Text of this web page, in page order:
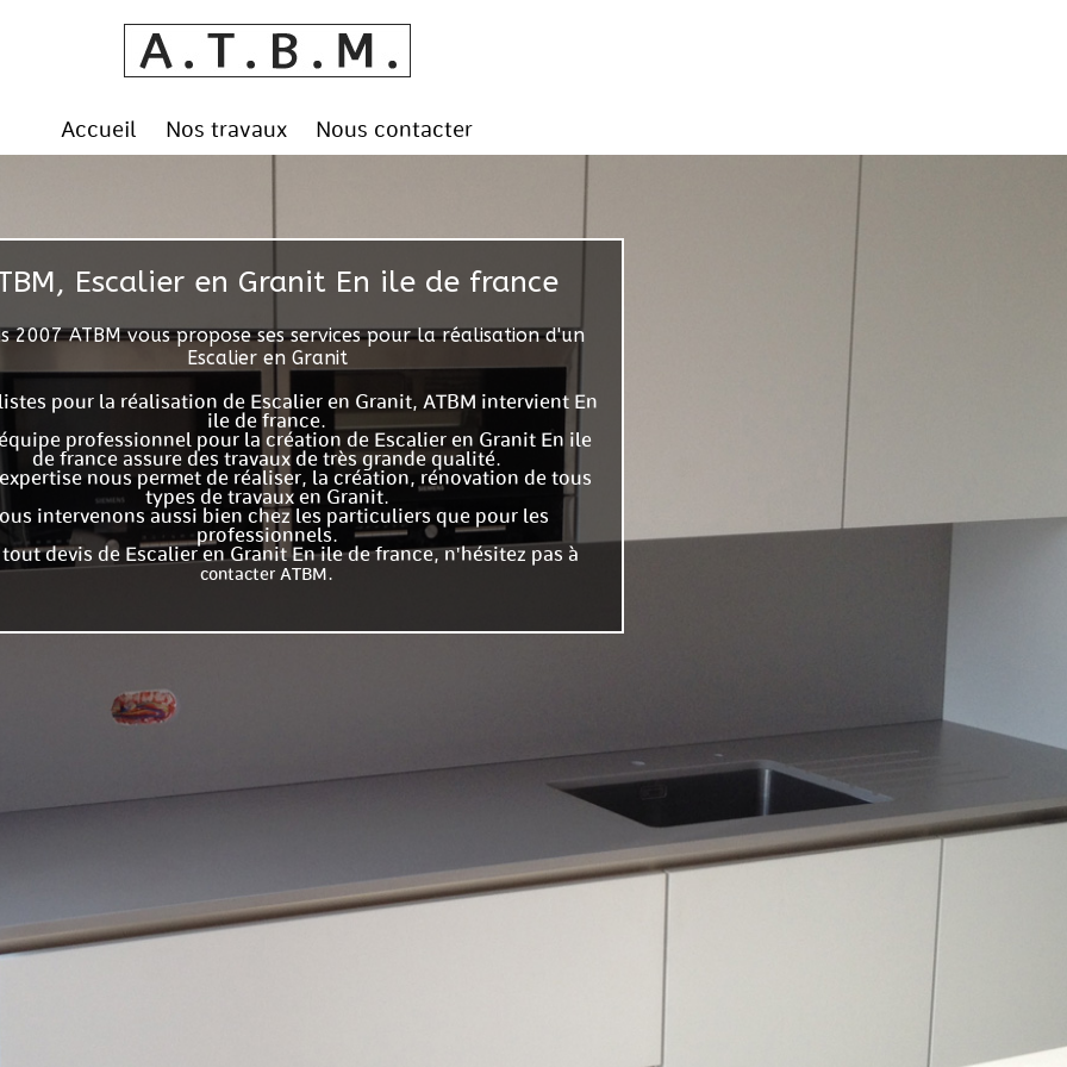
Accueil Nos travaux Nous contacter
Escalier en Granit En ile de france
2007 ATBM vous propose ses services pour la réalisation d'un
Escalier en Granit
pour la réalisation de Escalier en Granit, ATBM intervient En
ile de france.
professionnel pour la création de Escalier en Granit En ile
de france assure des travaux de très grande qualité.
nous permet de réaliser, la création, rénovation de tous
types de travaux en Granit.
intervenons aussi bien chez les particuliers que pour les
professionnels.
devis de Escalier en Granit En ile de france, n'hésitez pas à
contacter ATBM.